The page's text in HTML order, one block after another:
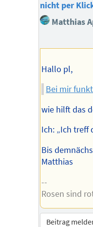
nicht per
Matthias
Hallo pl,
Bei mir
wie hilft das
Ich: „Ich treff
Bis
Matthias
--
Rosen sind
Beitrag